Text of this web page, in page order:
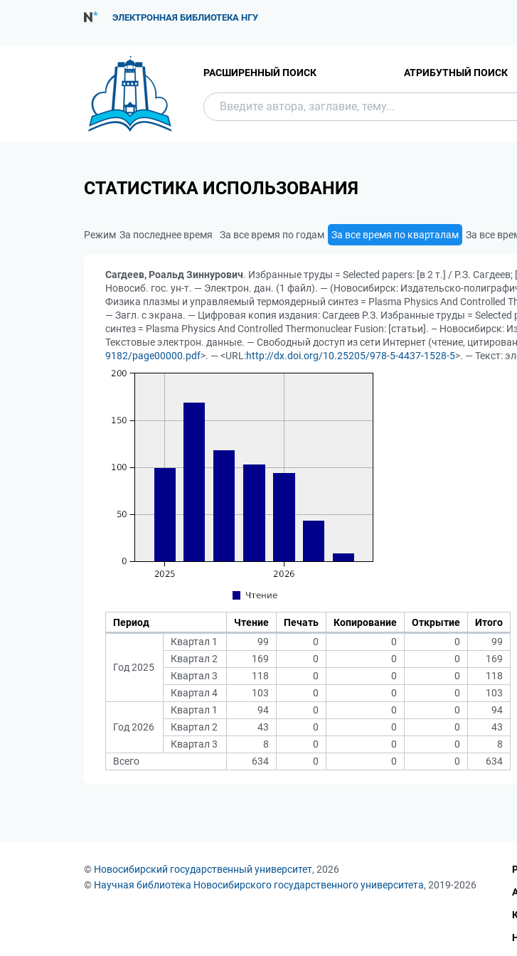
ЭЛЕКТРОННАЯ БИБЛИОТЕКА НГУ
РАСШИРЕННЫЙ ПОИСК АТРИБУТНЫЙ ПОИСК
СТАТИСТИКА ИСПОЛЬЗОВАНИЯ
Режим За последнее время За все время по годам За все время по кварталам За все
Сагдеев, Роальд Зиннурович. Избранные труды = Selected papers: [в 2 т.] / Р.З.
Новосиб. гос. ун-т. — Электрон. дан. (1 файл). — (Новосибирск: Издательско-
Физика плазмы и управляемый термоядерный синтез = Plasma Physics And Controlled
— Загл. с экрана. — Цифровая копия издания: Сагдеев Р.З. Избранные труды =
синтез = Plasma Physics And Controlled Thermonuclear Fusion: [статьи]. – Новосибирск:
Текстовые электрон. данные. — Свободный доступ из сети Интернет (чтение,
9182/page00000.pdf>. — <URL:http://dx.doi.org/10.25205/978-5-4437-1528-5>. — Текст:
Период Чтение Печать Копирование Открытие Итого
Год 2025
Квартал 1 99 0 0 0
99
Квартал 2
169 0 0 0
169
Квартал 3
118 0 0 0
118
Квартал 4
103 0 0 0 103
Год 2026
Квартал 1 94 0 0 0
94
Квартал 2
43 0 0 0
43
Квартал 3
8 0 0 0
8
Всего
634 0 0 0 634
© Новосибирский государственный университет, 2026
© Научная библиотека Новосибирского государственного университета, 2019-2026